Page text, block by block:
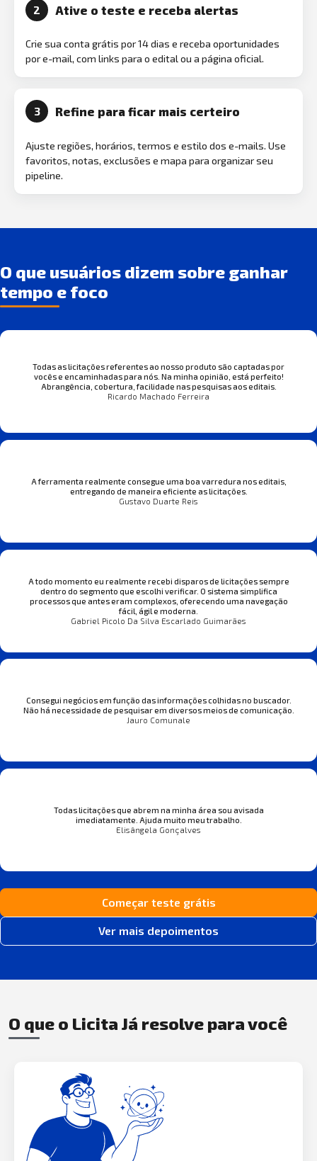
2 Ative o teste e receba alertas
Crie sua conta grátis por 14 dias e receba oportunidades
por e-mail, com links para o edital ou a página oficial.
3 Refine para ficar mais certeiro
Ajuste regiões, horários, termos e estilo dos e-mails. Use
favoritos, notas, exclusões e mapa para organizar seu
pipeline.
O que usuários dizem sobre ganhar
tempo e foco
Todas as licitações referentes ao nosso produto são captadas por
vocês e encaminhadas para nós. Na minha opinião, está perfeito!
Abrangência, cobertura, facilidade nas pesquisas aos editais.
Ricardo Machado Ferreira
A ferramenta realmente consegue uma boa varredura nos editais,
entregando de maneira eficiente as licitações.
Gustavo Duarte Reis
A todo momento eu realmente recebi disparos de licitações sempre
dentro do segmento que escolhi verificar. O sistema simplifica
processos que antes eram complexos, oferecendo uma navegação
fácil, ágil e moderna.
Gabriel Picolo Da Silva Escarlado Guimarães
Consegui negócios em função das informações colhidas no buscador.
Não há necessidade de pesquisar em diversos meios de comunicação.
Jauro Comunale
Todas licitações que abrem na minha área sou avisada
imediatamente. Ajuda muito meu trabalho.
Elisângela Gonçalves
Começar teste grátis
Ver mais depoimentos
O que o Licita Já resolve para você